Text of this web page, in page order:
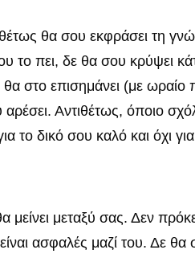
θα σου εκφράσει τη
το πει, δε θα σου κρύψει
στο επισημάνει (με
αρέσει. Αντιθέτως, όποιο
το δικό σου καλό και όχι
θα μείνει μεταξύ σας. Δεν
ασφαλές μαζί του. Δε θα